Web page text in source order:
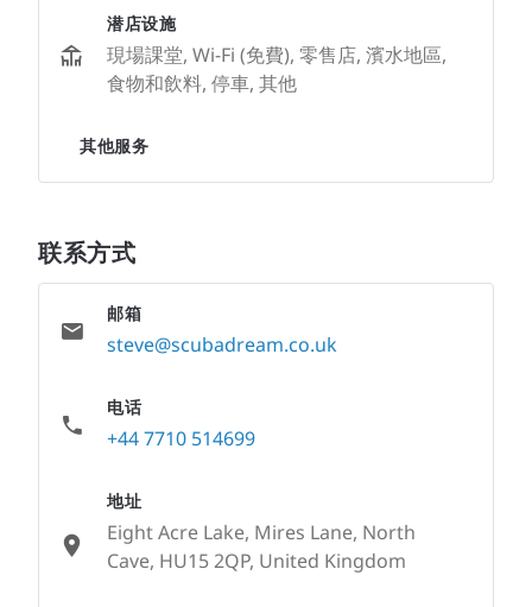
潜店设施
現場課堂, Wi-Fi (免費), 零售店, 濱水地區,
食物和飲料, 停車, 其他
其他服务
联系方式
邮箱
steve@scubadream.co.uk
电话
+44 7710 514699
地址
Eight Acre Lake, Mires Lane, North
Cave, HU15 2QP, United Kingdom